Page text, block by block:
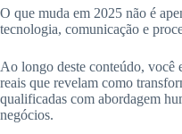
O que muda em 2025 não é
tecnologia, comunicação e
Ao longo deste conteúdo, você
reais que revelam como
qualificadas com abordagem
negócios.